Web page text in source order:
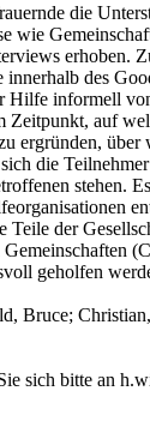
die
wie
erhoben.
des
Hilfe informell
Zeitpunkt, auf
ergründen,
die
stehen.
der
geholfen
Bruce;
sich bitte an